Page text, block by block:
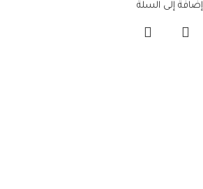
إضافة إلى السلة